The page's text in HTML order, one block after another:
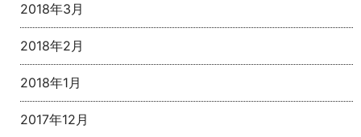
2018年3月
2018年2月
2018年1月
2017年12月